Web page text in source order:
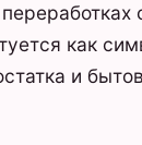
как
и